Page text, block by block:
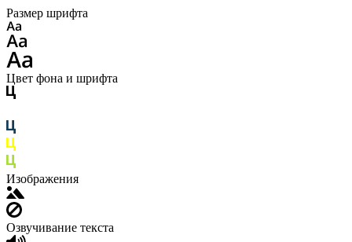
Размер шрифта
Цвет фона и шрифта
Изображения
Озвучивание текста